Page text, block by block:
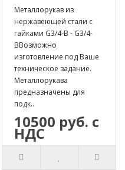
Металлорукав из
нержавеющей стали с
гайками G3/4-B - G3/4-
BВозможно
изготовление под Ваше
техническое задание.
Металлорукава
предназначены для
подк..
10500 руб. с
НДС